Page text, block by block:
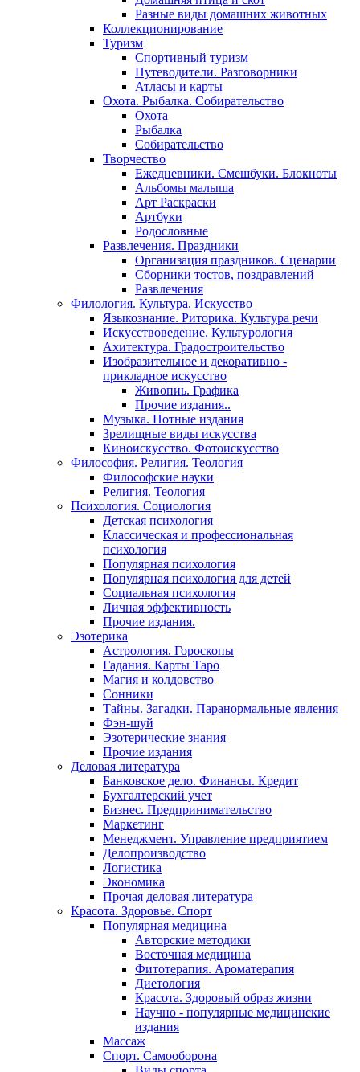
Разные виды домашних животных
Коллекционирование
Туризм
Спортивный туризм
Путеводители. Разговорники
Атласы и карты
Охота. Рыбалка. Собирательство
Охота
Рыбалка
Собирательство
Творчество
Ежедневники. Смешбуки. Блокноты
Альбомы малыша
Арт Раскраски
Артбуки
Родословные
Развлечения. Праздники
Организация праздников. Сценарии
Сборники тостов, поздравлений
Развлечения
Филология. Культура. Искусство
Языкознание. Риторика. Культура речи
Искусствоведение. Культурология
Ахитектура. Градостроительство
Изобразительное и декоративно -
прикладное искусство
Живопиь. Графика
Прочие издания..
Музыка. Нотные издания
Зрелищные виды искусства
Киноискусство. Фотоискусство
Философия. Религия. Теология
Философские науки
Религия. Теология
Психология. Социология
Детская психология
Классическая и профессиональная
психология
Популярная психология
Популярная психология для детей
Социальная психология
Личная эффективность
Прочие издания.
Эзотерика
Астрология. Гороскопы
Гадания. Карты Таро
Магия и колдовство
Сонники
Тайны. Загадки. Паранормальные явления
Фэн-шуй
Эзотерические знания
Прочие издания
Деловая литература
Банковское дело. Финансы. Кредит
Бухгалтерский учет
Бизнес. Предпринимательство
Маркетинг
Менеджмент. Управление предприятием
Делопроизводство
Логистика
Экономика
Прочая деловая литература
Красота. Здоровье. Спорт
Популярная медицина
Авторские методики
Восточная медицина
Фитотерапия. Ароматерапия
Диетология
Красота. Здоровый образ жизни
Научно - популярные медицинские
издания
Массаж
Спорт. Самооборона